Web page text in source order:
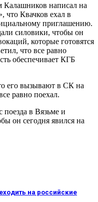
написал на
что Квачков ехал в
приглашению.
силовики, чтобы он
которые готовятся
что все равно
обеспечивает КГБ
его вызывают в СК на
равно поехал.
поезда в Вязьме и
он сегодня явился на
на российские